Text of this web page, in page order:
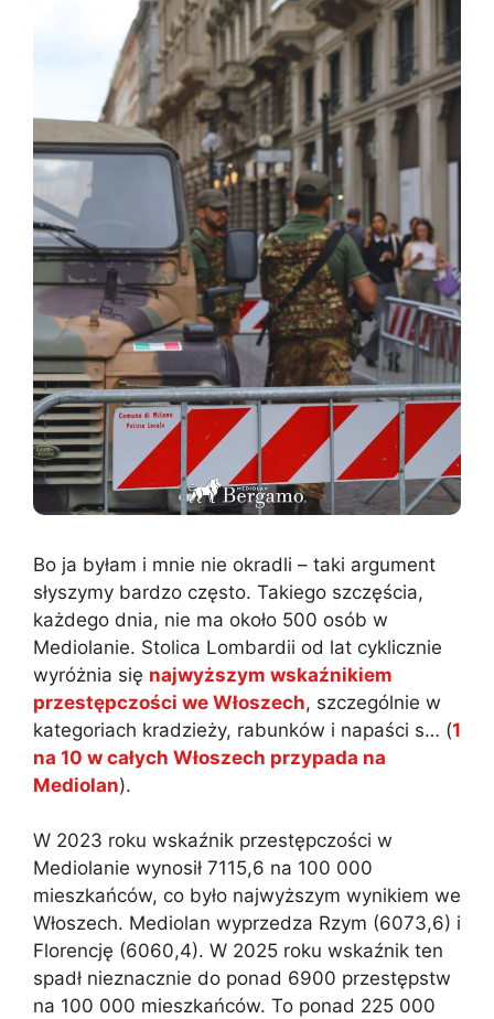
Bo ja byłam i mnie nie okradli – taki argument
słyszymy bardzo często. Takiego szczęścia,
każdego dnia, nie ma około 500 osób w
Mediolanie. Stolica Lombardii od lat cyklicznie
wyróżnia się najwyższym wskaźnikiem
przestępczości we Włoszech, szczególnie w
kategoriach kradzieży, rabunków i napaści s… (1
na 10 w całych Włoszech przypada na
Mediolan).
W 2023 roku wskaźnik przestępczości w
Mediolanie wynosił 7115,6 na 100 000
mieszkańców, co było najwyższym wynikiem we
Włoszech. Mediolan wyprzedza Rzym (6073,6) i
Florencję (6060,4). W 2025 roku wskaźnik ten
spadł nieznacznie do ponad 6900 przestępstw
na 100 000 mieszkańców. To ponad 225 000